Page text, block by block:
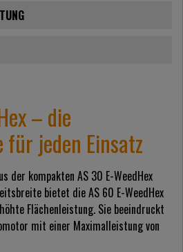
– die
jeden Einsatz
der kompakten AS 30 E-WeedHex
bietet die AS 60 E-WeedHex
Flächenleistung. Sie beeindruckt
mit einer Maximalleistung von